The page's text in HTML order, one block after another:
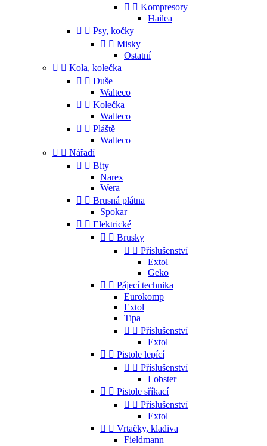
  Kompresory
Hailea
  Psy, kočky
  Misky
Ostatní
  Kola, kolečka
  Duše
Walteco
  Kolečka
Walteco
  Pláště
Walteco
  Nářadí
  Bity
Narex
Wera
  Brusná plátna
Spokar
  Elektrické
  Brusky
  Příslušenství
Extol
Geko
  Pájecí technika
Eurokomp
Extol
Tipa
  Příslušenství
Extol
  Pistole lepící
  Příslušenství
Lobster
  Pistole sříkací
  Příslušenství
Extol
  Vrtačky, kladiva
Fieldmann